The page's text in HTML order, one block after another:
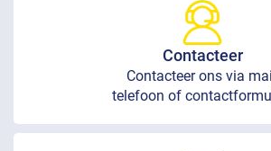
Contacteer
Contacteer ons via
telefoon of